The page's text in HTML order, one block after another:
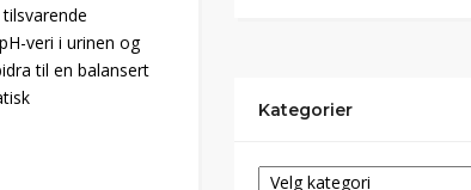
veri i urinen og
til en balansert
Kategorier